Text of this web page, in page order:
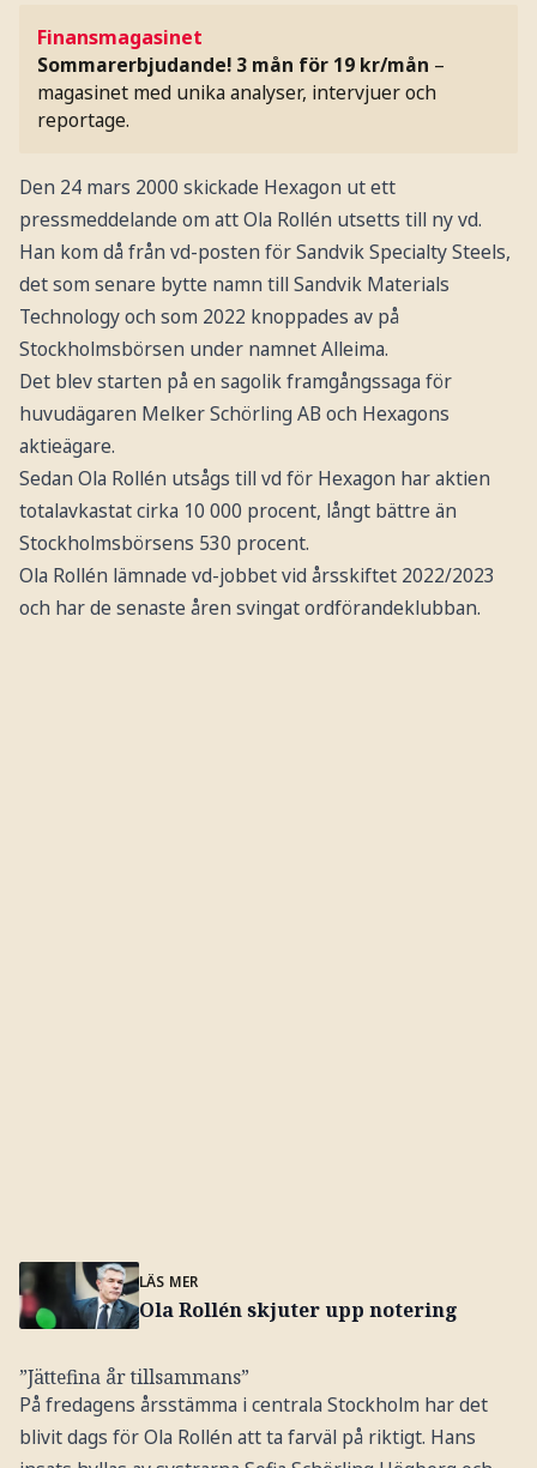
Finansmagasinet
Sommarerbjudande! 3 mån för 19 kr/mån –
magasinet med unika analyser, intervjuer och
reportage.
Den 24 mars 2000 skickade Hexagon ut ett
pressmeddelande om att Ola Rollén utsetts till ny vd.
Han kom då från vd-posten för Sandvik Specialty Steels,
det som senare bytte namn till Sandvik Materials
Technology och som 2022 knoppades av på
Stockholmsbörsen under namnet Alleima.
Det blev starten på en sagolik framgångssaga för
huvudägaren Melker Schörling AB och Hexagons
aktieägare.
Sedan Ola Rollén utsågs till vd för Hexagon har aktien
totalavkastat cirka 10 000 procent, långt bättre än
Stockholmsbörsens 530 procent.
Ola Rollén lämnade vd-jobbet vid årsskiftet 2022/2023
och har de senaste åren svingat ordförandeklubban.
LÄS MER
Ola Rollén skjuter upp notering
”Jättefina år tillsammans”
På fredagens årsstämma i centrala Stockholm har det
blivit dags för Ola Rollén att ta farväl på riktigt. Hans